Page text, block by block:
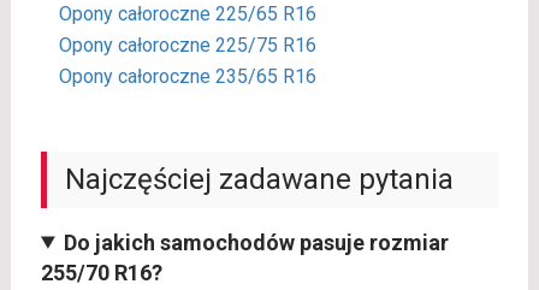
Opony całoroczne 225/65 R16
Opony całoroczne 225/75 R16
Opony całoroczne 235/65 R16
Najczęściej zadawane pytania
Do jakich samochodów pasuje rozmiar
255/70 R16?